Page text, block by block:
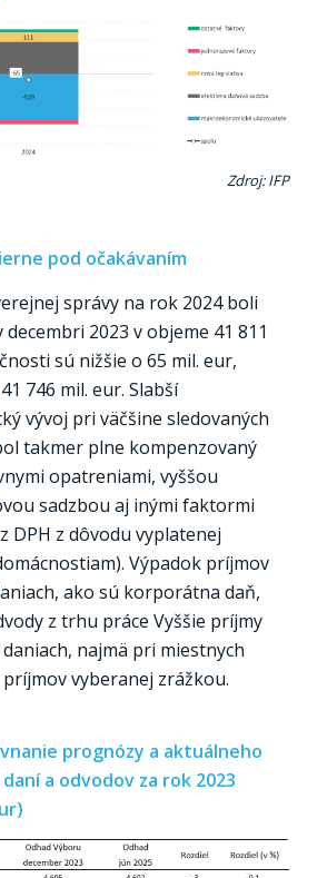
Zdroj: IFP
pod očakávaním
správy na rok 2024 boli
2023 v objeme 41 811
sú nižšie o 65 mil. eur,
746 mil. eur. Slabší
vývoj pri väčšine sledovaných
takmer plne kompenzovaný
opatreniami, vyššou
sadzbou aj inými faktormi
DPH z dôvodu vyplatenej
Výpadok príjmov
ako sú korporátna daň,
z trhu práce Vyššie príjmy
najmä pri miestnych
vyberanej zrážkou.
prognózy a aktuálneho
a odvodov za rok 2023